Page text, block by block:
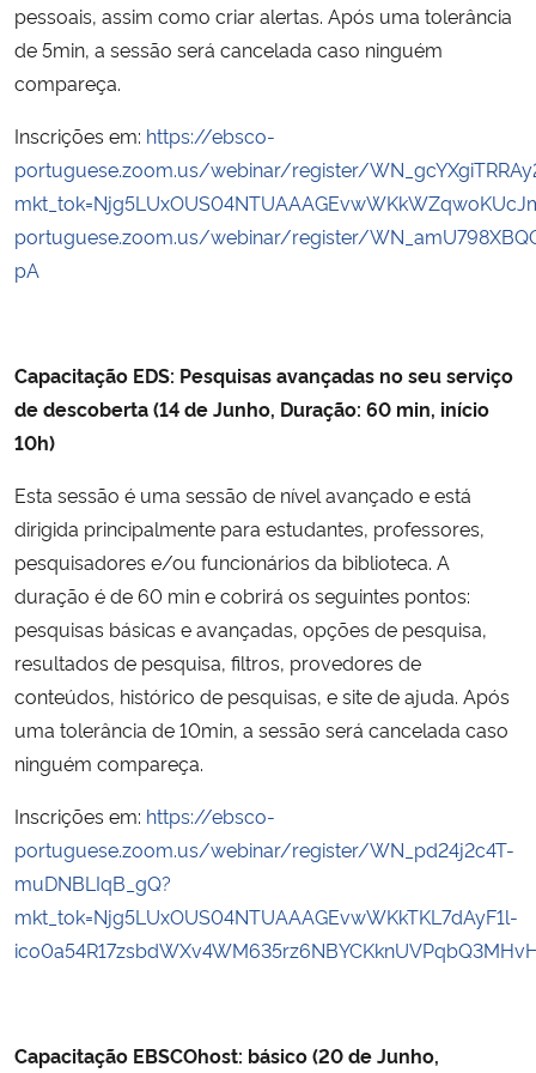
pessoais, assim como criar alertas. Após uma tolerância
de 5min, a sessão será cancelada caso ninguém
compareça.
Inscrições em: https://ebsco-
portuguese.zoom.us/webinar/register/
portuguese.zoom.us/webinar/register/
pA
Capacitação EDS: Pesquisas avançadas no seu serviço
de descoberta (14 de Junho, Duração: 60 min, início
10h)
Esta sessão é uma sessão de nível avançado e está
dirigida principalmente para estudantes, professores,
pesquisadores e/ou funcionários da biblioteca. A
duração é de 60 min e cobrirá os seguintes pontos:
pesquisas básicas e avançadas, opções de pesquisa,
resultados de pesquisa, filtros, provedores de
conteúdos, histórico de pesquisas, e site de ajuda. Após
uma tolerância de 10min, a sessão será cancelada caso
ninguém compareça.
Inscrições em: https://ebsco-
portuguese.zoom.us/webinar/register/WN_pd24j2c4T-
muDNBLIqB_gQ?
mkt_tok=Njg5LUxOUS04NTUAAAGEvwWKkTKL7dAyF1l-
Capacitação EBSCOhost: básico (20 de Junho,